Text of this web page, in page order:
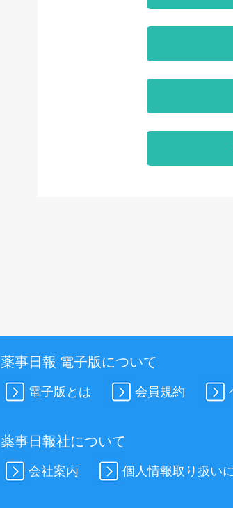
薬事日報 電子版について
電子版とは 会員規約
薬事日報社について
会社案内 個人情報取り扱い